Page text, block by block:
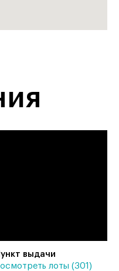
выдачи
лоты (301)